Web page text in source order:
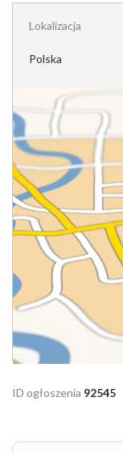
Lokalizacja
Polska
ID ogłoszenia 92545